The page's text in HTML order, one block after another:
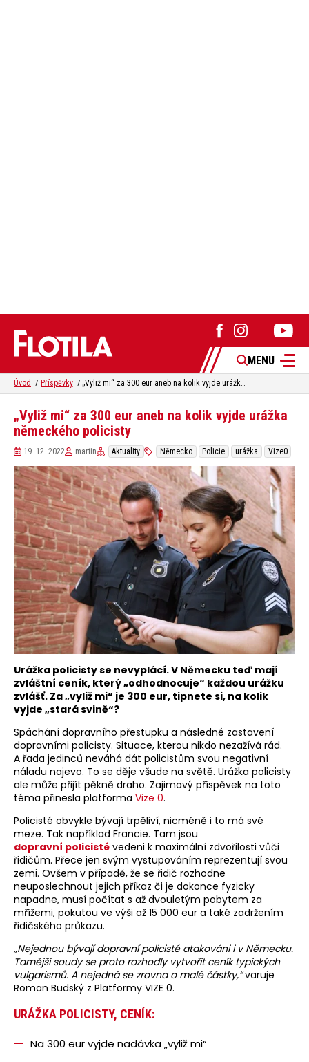
MENU
Úvod Příspěvky „Vyliž mi“ za 300 eur aneb na kolik vyjde urážka německého policisty
„Vyliž mi“ za 300 eur aneb na kolik vyjde urážka
německého policisty
19. 12. 2022 martin Aktuality Německo Policie urážka Vize0
Urážka policisty se nevyplácí. V Německu teď mají
zvláštní ceník, který „odhodnocuje“ každou urážku
zvlášť. Za „vyliž mi“ je 300 eur, tipnete si, na kolik
vyjde „stará svině“?
Spáchání dopravního přestupku a následné zastavení
dopravními policisty. Situace, kterou nikdo nezažívá rád.
A řada jedinců neváhá dát policistům svou negativní
náladu najevo. To se děje všude na světě. Urážka policisty
ale může přijít pěkně draho. Zajimavý příspěvek na toto
téma přinesla platforma Vize 0.
Policisté obvykle bývají trpěliví, nicméně i to má své
meze. Tak například Francie. Tam jsou
dopravní policisté vedeni k maximální zdvořilosti vůči
řidičům. Přece jen svým vystupováním reprezentují svou
zemi. Ovšem v případě, že se řidič rozhodne
neuposlechnout jejich příkaz či je dokonce fyzicky
napadne, musí počítat s až dvouletým pobytem za
mřížemi, pokutou ve výši až 15 000 eur a také zadržením
řidičského průkazu.
„Nejednou bývají dopravní policisté atakováni i v Německu.
Tamější soudy se proto rozhodly vytvořit ceník typických
vulgarismů. A nejedná se zrovna o malé částky,“varuje
Roman Budský z Platformy VIZE 0.
URÁŽKA POLICISTY, CENÍK:
Na 300 eur vyjde nadávka „vyliž mi“